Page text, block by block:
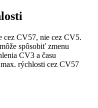
cez CV57, nie cez CV5.
spôsobiť zmenu
CV3 a času
rýchlosti cez CV57